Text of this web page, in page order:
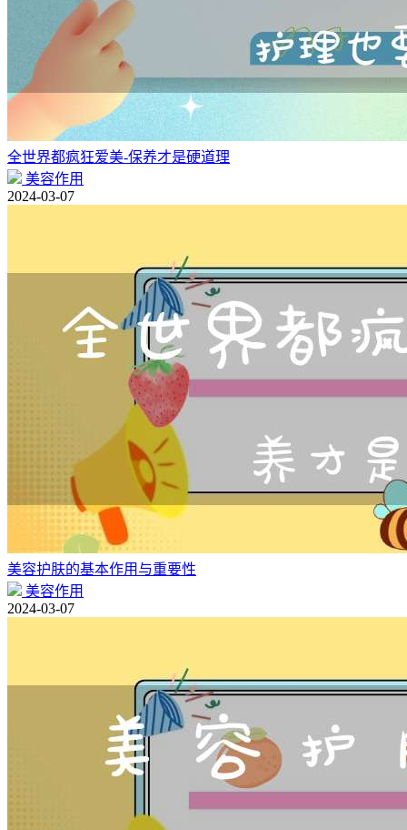
全世界都疯狂爱美-保养才是硬道理
美容作用
2024-03-07
美容护肤的基本作用与重要性
美容作用
2024-03-07